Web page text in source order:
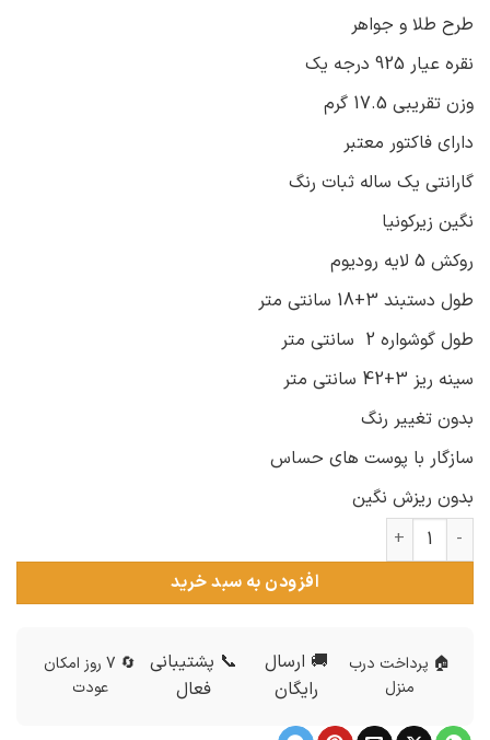
طرح طلا و جواهر
نقره عیار 925 درجه یک
وزن تقریبی 17.5 گرم
دارای فاکتور معتبر
گارانتی یک ساله ثبات رنگ
نگین زیرکونیا
روکش 5 لایه رودیوم
طول دستبند 3+18 سانتی متر
طول گوشواره 2 سانتی متر
سینه ریز 3+42 سانتی متر
بدون تغییر رنگ
سازگار با پوست های حساس
بدون ریزش نگین
سرویس نقره زنجیری نگین سبز اشک و فلاور ce-n206 عدد
افزودن به سبد خرید
🏠 پرداخت درب
منزل
🚚 ارسال
رایگان
📞 پشتیبانی
فعال
🔄 7 روز امکان
عودت